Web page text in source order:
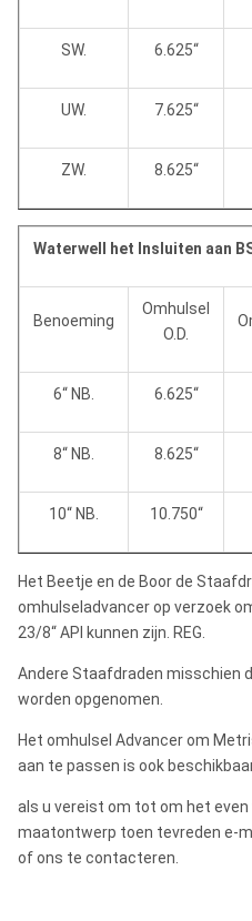
SW. 6.625“
UW. 7.625“
ZW. 8.625“
Waterwell het Insluiten aan
Benoeming
Omhulsel
O.D.
6“ NB. 6.625“
8“ NB. 8.625“
10“ NB. 10.750“
Het Beetje en de Boor de
omhulseladvancer op verzoek
23/8“ API kunnen zijn. REG.
Andere Staafdraden misschien
worden opgenomen.
Het omhulsel Advancer om
aan te passen is ook
als u vereist om tot om het
maatontwerp toen tevreden e-
of ons te contacteren.